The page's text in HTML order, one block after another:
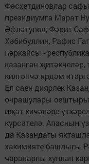
Фәсхетдиновлар
президиумга Марат
Әфләтунов, Фәрит
Хәбибуллин, Рафис
һәркайсы -
казанган
килгәнчә ярдәм
Ел саен диярлек
очрашулары
иҗат кичәләре
күрсәтелә. Апасның
да Казандагы
хакимияте башлыгы
чараларны хуплап